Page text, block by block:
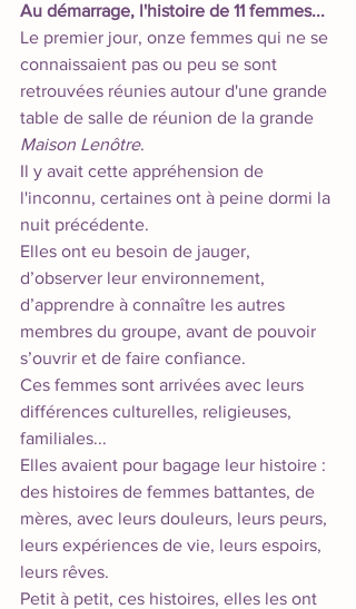
Au démarrage, l'histoire de 11 femmes...
Le premier jour, onze femmes qui ne se
connaissaient pas ou peu se sont
retrouvées réunies autour d'une grande
table de salle de réunion de la grande
Maison Lenôtre.
Il y avait cette appréhension de
l'inconnu, certaines ont à peine dormi la
nuit précédente.
Elles ont eu besoin de jauger,
d’observer leur environnement,
d’apprendre à connaître les autres
membres du groupe, avant de pouvoir
s’ouvrir et de faire confiance.
Ces femmes sont arrivées avec leurs
différences culturelles, religieuses,
familiales...
Elles avaient pour bagage leur histoire :
des histoires de femmes battantes, de
mères, avec leurs douleurs, leurs peurs,
leurs expériences de vie, leurs espoirs,
leurs rêves.
Petit à petit, ces histoires, elles les ont